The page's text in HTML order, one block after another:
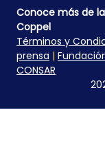
Conoce más de
Coppel
Términos y
prensa |
CONSAR